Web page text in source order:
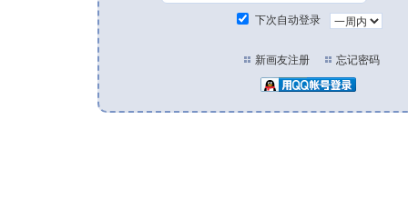
下次自动登录
新画友注册 忘记密码